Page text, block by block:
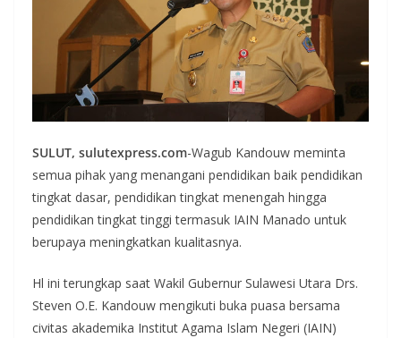
SULUT, sulutexpress.com-Wagub Kandouw meminta
semua pihak yang menangani pendidikan baik pendidikan
tingkat dasar, pendidikan tingkat menengah hingga
pendidikan tingkat tinggi termasuk IAIN Manado untuk
berupaya meningkatkan kualitasnya.
Hl ini terungkap saat Wakil Gubernur Sulawesi Utara Drs.
Steven O.E. Kandouw mengikuti buka puasa bersama
civitas akademika Institut Agama Islam Negeri (IAIN)